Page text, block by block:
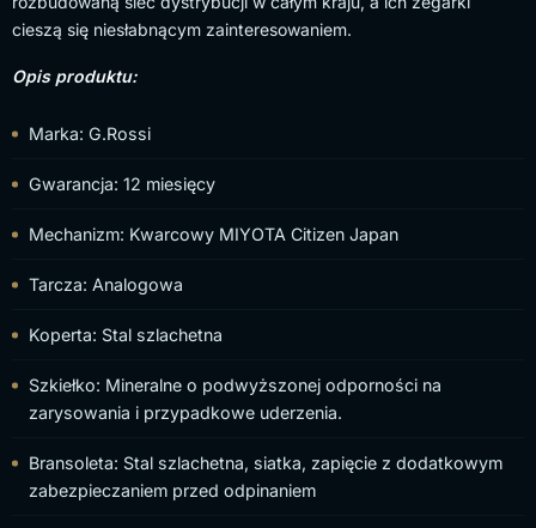
cieszą się niesłabnącym zainteresowaniem.
Opis produktu:
Marka: G.Rossi
Gwarancja: 12 miesięcy
Mechanizm: Kwarcowy MIYOTA Citizen Japan
Tarcza: Analogowa
Koperta: Stal szlachetna
Szkiełko: Mineralne o podwyższonej odporności na
zarysowania i przypadkowe uderzenia.
Bransoleta: Stal szlachetna, siatka, zapięcie z dodatkowym
zabezpieczaniem przed odpinaniem